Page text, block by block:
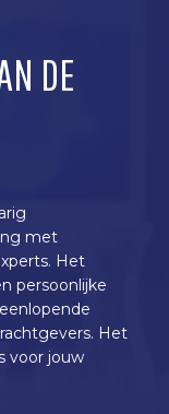
DE
met
Het
persoonlijke
Het
voor jouw